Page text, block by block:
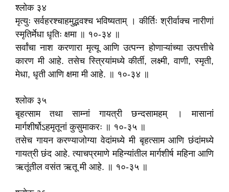
श्लोक ३४
मृत्युः सर्वहरश्चाहमुद्भवश्च भविष्यताम्‌ । कीर्तिः श्रीर्वाक्च नारीणां
स्मृतिर्मेधा धृतिः क्षमा ॥ १०-३४ ॥
सर्वांचा नाश करणारा मृत्यू आणि उत्पन्न होणाऱ्यांच्या उत्पत्तीचे
कारण मी आहे. तसेच स्त्रियांमध्ये कीर्ती, लक्ष्मी, वाणी, स्मृती,
मेधा, धृती आणि क्षमा मी आहे. ॥ १०-३४ ॥
श्लोक ३५
बृहत्साम तथा साम्नां गायत्री छन्दसामहम्‌ । मासानां
मार्गशीर्षोऽहमृतूनां कुसुमाकरः ॥ १०-३५ ॥
तसेच गायन करण्याजोग्या वेदांमध्ये मी बृहत्साम आणि छंदांमध्ये
गायत्री छंद आहे. त्याचप्रमाणे महिन्यांतील मार्गशीर्ष महिना आणि
ऋतूंतील वसंत ऋतू मी आहे. ॥ १०-३५ ॥